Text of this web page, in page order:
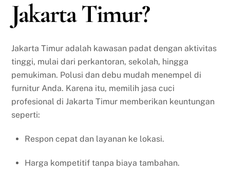
Jakarta Timur?
Jakarta Timur adalah kawasan padat dengan aktivitas
tinggi, mulai dari perkantoran, sekolah, hingga
pemukiman. Polusi dan debu mudah menempel di
furnitur Anda. Karena itu, memilih jasa cuci
profesional di Jakarta Timur memberikan keuntungan
seperti:
Respon cepat dan layanan ke lokasi.
Harga kompetitif tanpa biaya tambahan.